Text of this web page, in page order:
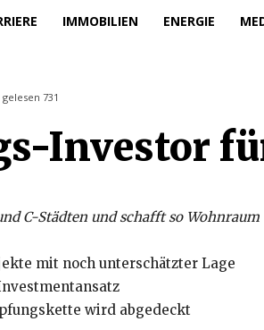
IMMOBILIEN ENERGIE
gelesen 731
Investor
C-Städten und schafft so Wohnraum
mit noch unterschätzter Lage
wird abgedeckt